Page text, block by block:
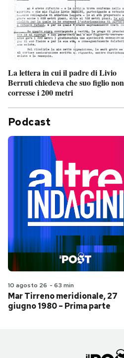
La lettera in cui il padre di Livio
Berruti chiedeva che suo figlio non
corresse i 200 metri
Podcast
10 agosto 26 - 63 min
Mar Tirreno meridionale, 27
giugno 1980 – Prima parte